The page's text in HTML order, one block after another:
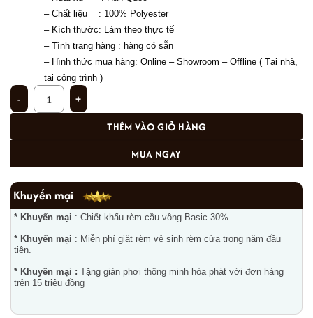
780,000₫. là:
650,000₫.
– Chất liệu    : 100% Polyester
– Kích thước: Làm theo thực tế
– Tình trạng hàng : hàng có sẵn
– Hình thức mua hàng: Online – Showroom – Offline ( Tại nhà,
tại công trình )
Lắp đặt rèm cầu vồng hiện đại tại căn 3310 Park 10 Times City AE 524 số
THÊM VÀO GIỎ HÀNG
MUA NGAY
Khuyến mại
* Khuyến mại : Chiết khấu rèm cầu vồng Basic 30%
* Khuyến mại : Miễn phí giặt rèm vệ sinh rèm cửa trong năm đầu
tiên.
* Khuyến mại : Tặng giàn phơi thông minh hòa phát với đơn hàng
trên 15 triệu đồng